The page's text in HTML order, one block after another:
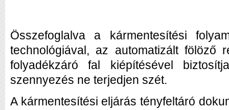
Összefoglalva a kármentesítési
technológiával, az automatizált fölöző
folyadékzáró fal kiépítésével
szennyezés ne terjedjen szét.
A kármentesítési eljárás tényfeltáró